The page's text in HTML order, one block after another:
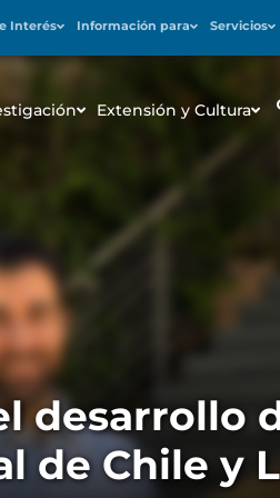
Interés Información para Servicios
Extensión y Cultura
desarrollo
de Chile y